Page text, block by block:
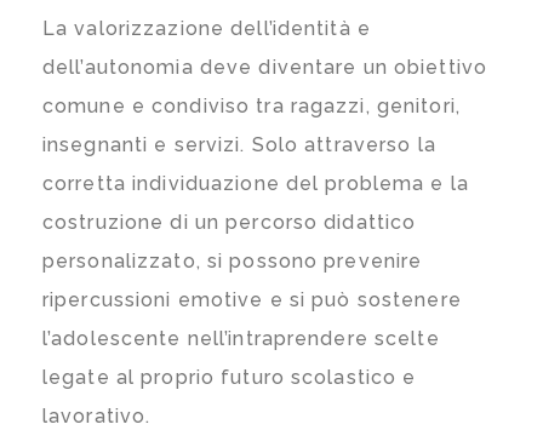
La valorizzazione dell’identità e
dell’autonomia deve diventare un obiettivo
comune e condiviso tra ragazzi, genitori,
insegnanti e servizi. Solo attraverso la
corretta individuazione del problema e la
costruzione di un percorso didattico
personalizzato, si possono prevenire
ripercussioni emotive e si può sostenere
l’adolescente nell’intraprendere scelte
legate al proprio futuro scolastico e
lavorativo.